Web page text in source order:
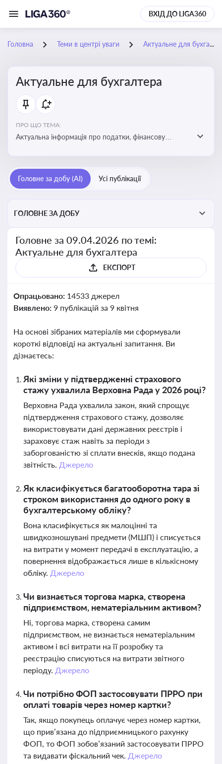
ВХІД ДО LIGA360
Головна Теми в центрі уваги Актуальне для бухгалтера
Актуальне для бухгалтера
ПРО ЩО ТЕМА:
Актуальна інформація про податки, фінансову
підприємств
Головне за добу (AI) Усі публікації
ГОЛОВНЕ ЗА ДОБУ
Головне за 09.04.2026 по темі:
Актуальне для бухгалтера
ЕКСПОРТ
Опрацьовано: 14533 джерел
Виявлено: 9 публікацій за 9 квітня
На основі зібраних матеріалів ми сформували
короткі відповіді на актуальні запитання. Ви
дізнаєтесь:
Які зміни у підтвердженні страхового
стажу ухвалила Верховна Рада у 2026 році?
Верховна Рада ухвалила закон, який спрощує
підтвердження страхового стажу, дозволяє
використовувати дані державних реєстрів і
зараховує стаж навіть за періоди з
заборгованістю зі сплати внесків, якщо подана
звітність. Джерело
Як класифікується багатооборотна тара зі
строком використання до одного року в
бухгалтерському обліку?
Вона класифікується як малоцінні та
швидкозношувані предмети (МШП) і списується
на витрати у момент передачі в експлуатацію, а
повернення відображається лише в кількісному
обліку. Джерело
Чи визнається торгова марка, створена
підприємством, нематеріальним активом?
Ні, торгова марка, створена самим
підприємством, не визнається нематеріальним
активом і всі витрати на її розробку та
реєстрацію списуються на витрати звітного
періоду. Джерело
Чи потрібно ФОП застосовувати ПРРО при
оплаті товарів через номер картки?
Так, якщо покупець оплачує через номер картки,
що прив’язана до підприємницького рахунку
ФОП, то ФОП зобов’язаний застосовувати ПРРО
та видавати фіскальний чек. Джерело